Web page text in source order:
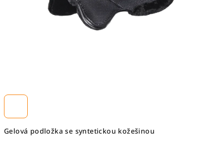
Gelová podložka se syntetickou kožešinou